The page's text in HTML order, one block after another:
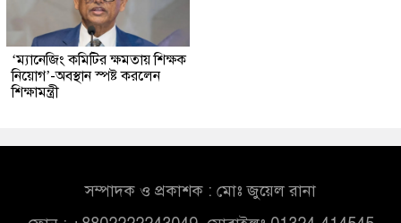
‘ম্যানেজিং কমিটির ক্ষমতায় শিক্ষক
নিয়োগ’-অবস্থান স্পষ্ট করলেন
শিক্ষামন্ত্রী
সম্পাদক ও প্রকাশক : মোঃ জুয়েল রানা